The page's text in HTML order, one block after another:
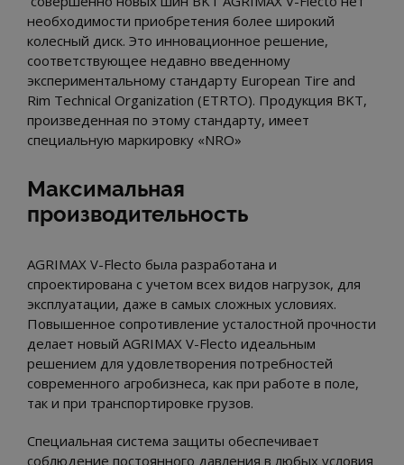
необходимости приобретения более широкий
колесный диск. Это инновационное решение,
соответствующее недавно введенному
экспериментальному стандарту European Tire and
Rim Technical Organization (ETRTO). Продукция BKT,
произведенная по этому стандарту, имеет
специальную маркировку «NRO»
Максимальная
производительность
AGRIMAX V-Flecto была разработана и
спроектирована с учетом всех видов нагрузок, для
эксплуатации, даже в самых сложных условиях.
Повышенное сопротивление усталостной прочности
делает новый AGRIMAX V-Flecto идеальным
решением для удовлетворения потребностей
современного агробизнеса, как при работе в поле,
так и при транспортировке грузов.
Специальная система защиты обеспечивает
соблюдение постоянного давления в любых условия